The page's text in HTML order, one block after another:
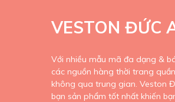
VESTON ĐỨC
Với nhiều mẫu mã đa dạng &
các nguồn hàng thời trang
không qua trung gian. Veston
bạn sản phẩm tốt nhất khiến